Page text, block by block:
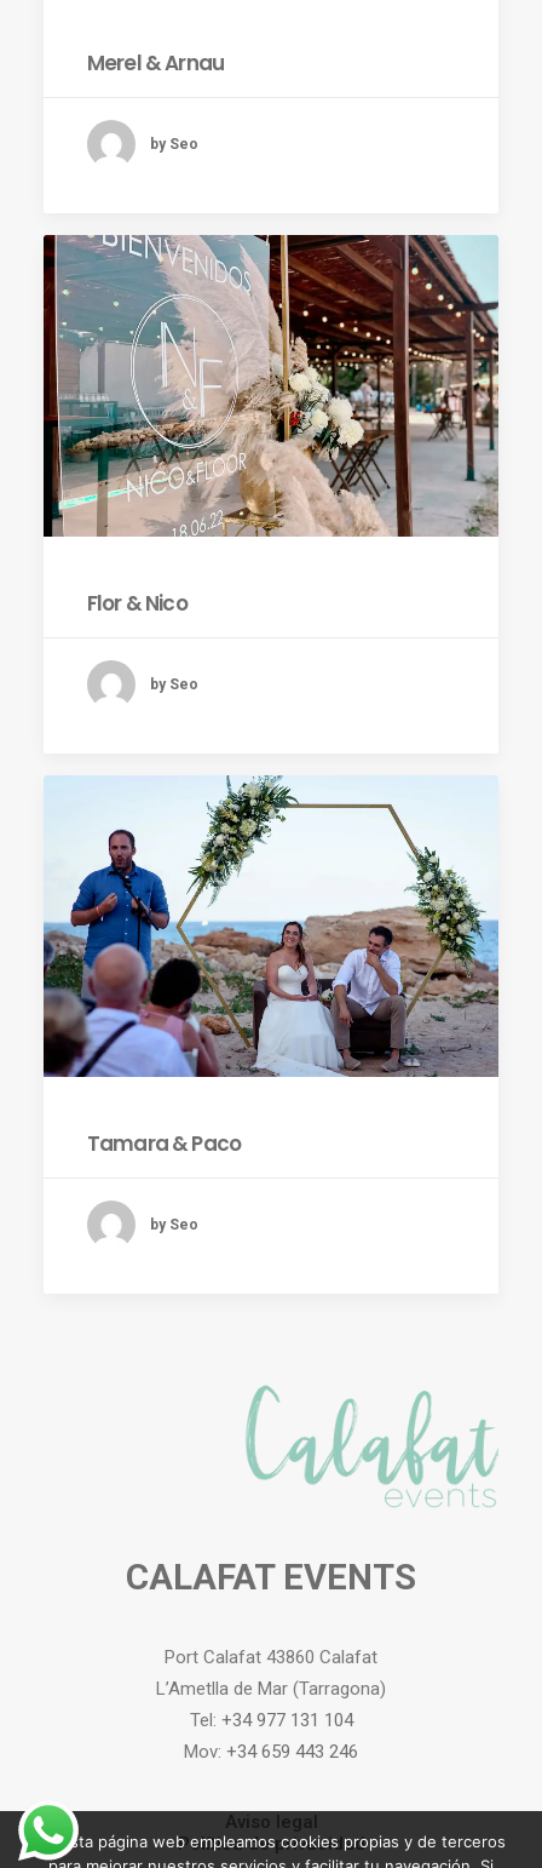
Merel & Arnau
by Seo
Flor & Nico
by Seo
Tamara & Paco
by Seo
CALAFAT EVENTS
Port Calafat 43860 Calafat
L’Ametlla de Mar (Tarragona)
Tel: +34 977 131 104
Mov: +34 659 443 246
Aviso legal
Política de privacidad
En esta página web empleamos cookies propias y de terceros